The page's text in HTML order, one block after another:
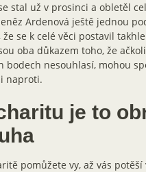
stal už v prosinci a obletěl
Ardenová ještě jednou
že se k celé věci postavil
oba důkazem toho, že
bodech nesouhlasí, mohou
naproti.
je to
pomůžete vy, až vás potěší